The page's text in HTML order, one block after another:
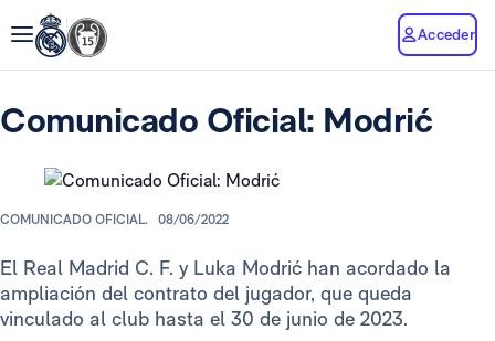
Acceder
Comunicado Oficial: Modrić
COMUNICADO OFICIAL. 08/06/2022
El Real Madrid C. F. y Luka Modrić han acordado la
ampliación del contrato del jugador, que queda
vinculado al club hasta el 30 de junio de 2023.